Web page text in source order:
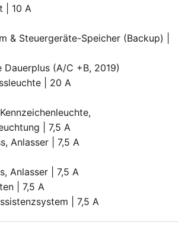
| 10 A
& Steuergeräte-Speicher (Backup) |
Dauerplus (A/C +B, 2019)
| 20 A
| 7,5 A
Anlasser | 7,5 A
Anlasser | 7,5 A
| 7,5 A
| 7,5 A